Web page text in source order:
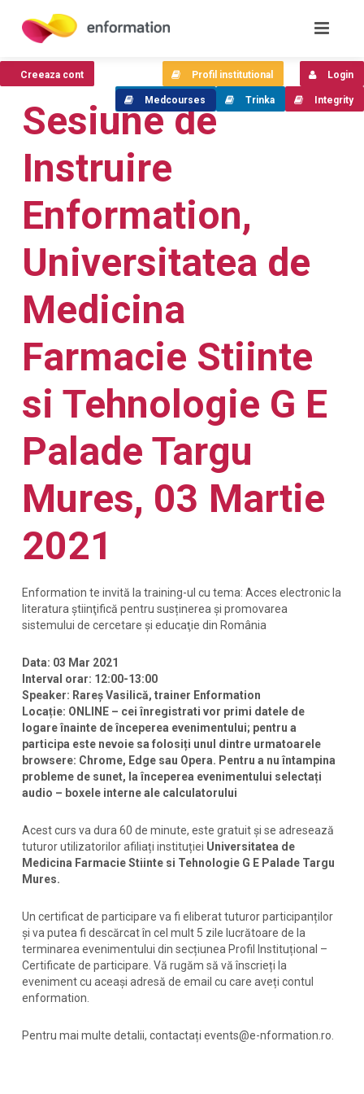
Sesiune de
Instruire
Enformation,
Universitatea de
Medicina
Farmacie Stiinte
si Tehnologie G E
Palade Targu
Mures, 03 Martie
2021
Enformation te invită la training-ul cu tema: Acces electronic la
literatura ştiinţifică pentru susținerea și promovarea
sistemului de cercetare și educaţie din România
Data: 03 Mar 2021
Interval orar: 12:00-13:00
Speaker: Rareș Vasilică, trainer Enformation
Locație: ONLINE – cei înregistrati vor primi datele de
logare înainte de începerea evenimentului; pentru a
participa este nevoie sa folosiți unul dintre urmatoarele
browsere: Chrome, Edge sau Opera. Pentru a nu întampina
probleme de sunet, la începerea evenimentului selectați
audio – boxele interne ale calculatorului
Acest curs va dura 60 de minute, este gratuit și se adresează
tuturor utilizatorilor afiliați instituției Universitatea de
Medicina Farmacie Stiinte si Tehnologie G E Palade Targu
Mures.
Un certificat de participare va fi eliberat tuturor participanților
și va putea fi descărcat în cel mult 5 zile lucrătoare de la
terminarea evenimentului din secțiunea Profil Instituțional –
Certificate de participare. Vă rugăm să vă înscrieți la
eveniment cu aceași adresă de email cu care aveți contul
enformation.
Pentru mai multe detalii, contactați events@e-nformation.ro.
Creeaza cont Login
Profil institutional
Integrity
Trinka
Medcourses